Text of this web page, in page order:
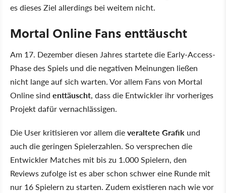
es dieses Ziel allerdings bei weitem nicht.
Mortal Online Fans enttäuscht
Am 17. Dezember diesen Jahres startete die Early-Access-
Phase des Spiels und die negativen Meinungen ließen
nicht lange auf sich warten. Vor allem Fans von Mortal
Online sind enttäuscht, dass die Entwickler ihr vorheriges
Projekt dafür vernachlässigen.
Die User kritisieren vor allem dieveraltete Grafik und
auch die geringen Spielerzahlen. So versprechen die
Entwickler Matches mit bis zu 1.000 Spielern, den
Reviews zufolge ist es aber schon schwer eine Runde mit
nur 16 Spielern zu starten. Zudem existieren nach wie vor